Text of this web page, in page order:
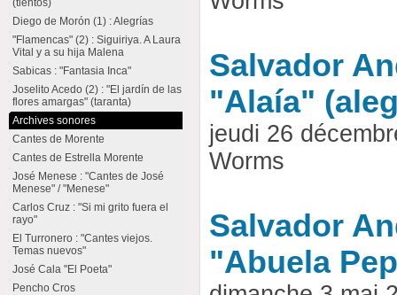
Salvador
"Alaía"
jeudi 26
Worms
Salvador
"Abuela
(tientos)
Diego de Morón (1) : Alegrías
"Flamencas" (2) : Siguiriya. A Laura
Vital y a su hija Malena
Sabicas : "Fantasia Inca"
Joselito Acedo (2) : "El jardín de las
flores amargas" (taranta)
Archives sonores
Cantes de Morente
Cantes de Estrella Morente
José Menese : "Cantes de José
Menese" / "Menese"
Carlos Cruz : "Si mi grito fuera el
rayo"
El Turronero : "Cantes viejos.
Temas nuevos"
José Cala "El Poeta"
Pencho Cros